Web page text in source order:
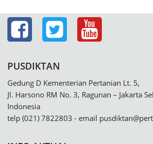
PUSDIKTAN
Gedung D Kementerian Pertanian Lt. 5,
Jl. Harsono RM No. 3, Ragunan – Jakarta
Indonesia
telp (021) 7822803 - email